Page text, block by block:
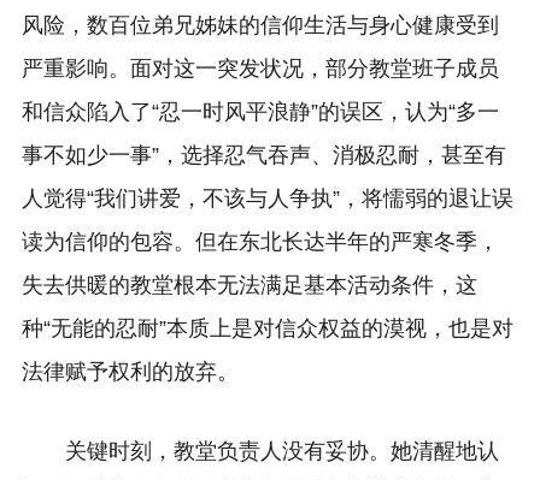
风险，数百位弟兄姊妹的信仰生活与身心健康受到
严重影响。面对这一突发状况，部分教堂班子成员
和信众陷入了“忍一时风平浪静”的误区，认为“多一
事不如少一事”，选择忍气吞声、消极忍耐，甚至有
人觉得“我们讲爱，不该与人争执”，将懦弱的退让误
读为信仰的包容。但在东北长达半年的严寒冬季，
失去供暖的教堂根本无法满足基本活动条件，这
种“无能的忍耐”本质上是对信众权益的漠视，也是对
法律赋予权利的放弃。
关键时刻，教堂负责人没有妥协。她清醒地认